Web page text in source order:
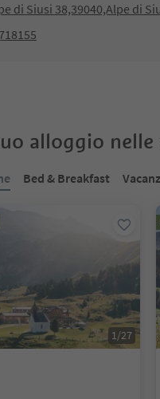
di Siusi 38,39040,Alpe di
alloggio nelle
Bed & Breakfast
1/27